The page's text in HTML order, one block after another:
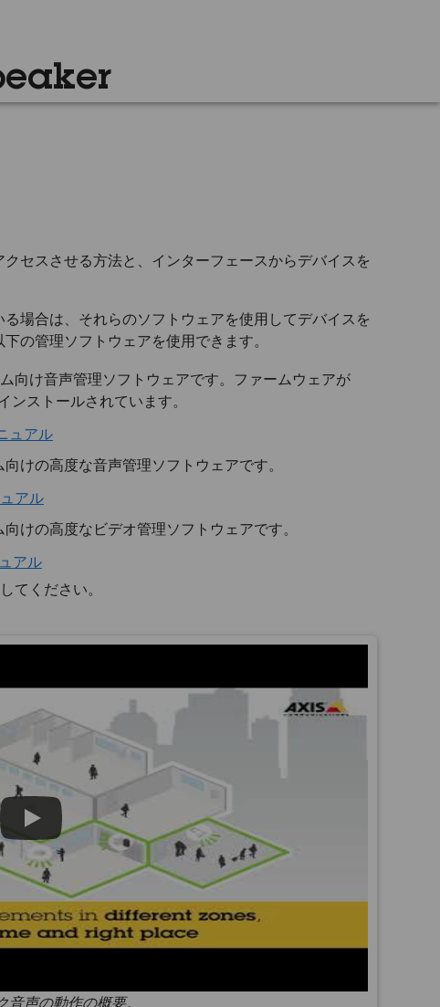
セスさせる方法と、インターフェースからデバイスを
場合は、それらのソフトウェアを使用してデバイスを
の管理ソフトウェアを使用できます。
向け音声管理ソフトウェアです。ファームウェアが
ストールされています。
ュアル
けの高度な音声管理ソフトウェアです。
アル
けの高度なビデオ管理ソフトウェアです。
アル
てください。
音声の動作の概要。